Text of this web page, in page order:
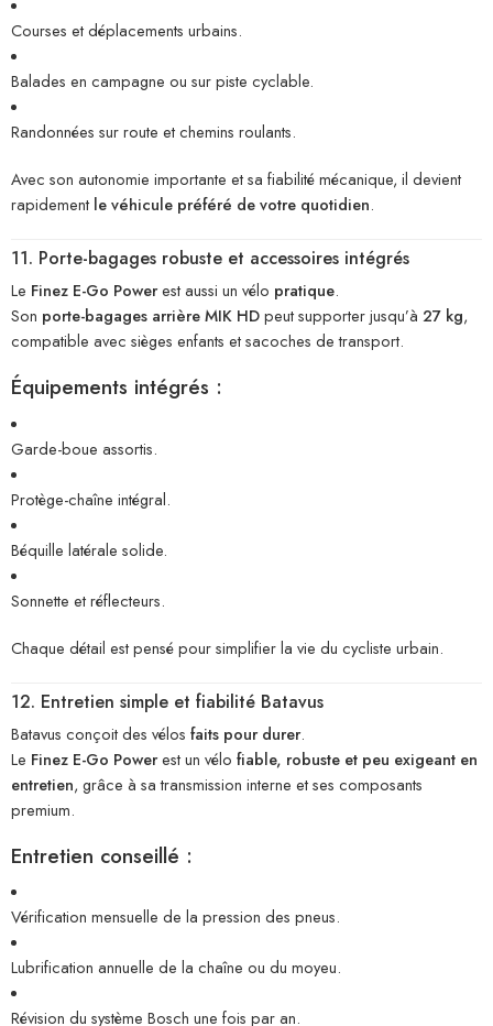
Courses et déplacements urbains.
Balades en campagne ou sur piste cyclable.
Randonnées sur route et chemins roulants.
Avec son autonomie importante et sa fiabilité mécanique, il devient
rapidement le véhicule préféré de votre quotidien.
11. Porte-bagages robuste et accessoires intégrés
Le Finez E-Go Powerest aussi un vélo pratique.
Son porte-bagages arrière MIK HDpeut supporter jusqu’à 27 kg,
compatible avec sièges enfants et sacoches de transport.
Équipements intégrés :
Garde-boue assortis.
Protège-chaîne intégral.
Béquille latérale solide.
Sonnette et réflecteurs.
Chaque détail est pensé pour simplifier la vie du cycliste urbain.
12. Entretien simple et fiabilité Batavus
Batavus conçoit des vélos faits pour durer.
Le Finez E-Go Powerest un vélo fiable, robuste et peu exigeant en
entretien, grâce à sa transmission interne et ses composants
premium.
Entretien conseillé :
Vérification mensuelle de la pression des pneus.
Lubrification annuelle de la chaîne ou du moyeu.
Révision du système Bosch une fois par an.